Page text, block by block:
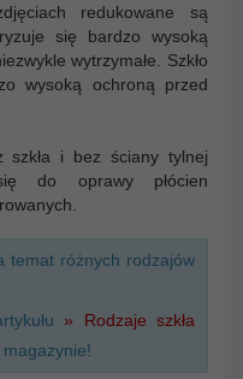
redukowane są
się bardzo wysoką
wytrzymałe. Szkło
wysoką ochroną przed
szkła i bez ściany tylnej
do oprawy płócien
temat różnych rodzajów
» Rodzaje szkła